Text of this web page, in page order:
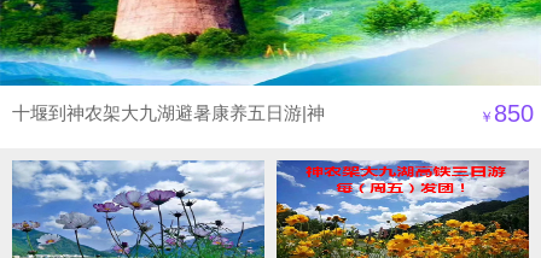
十堰到神农架大九湖避暑康养五日游|神
￥ 850